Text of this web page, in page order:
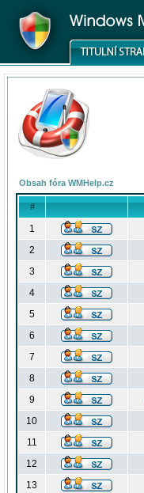
Obsah fóra WMHelp.cz
#
1
2
3
4
5
6
7
8
9
10
11
12
13